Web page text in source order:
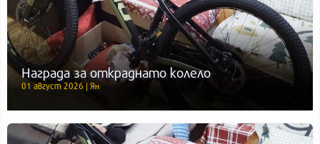
Награда за откраднато колело
01 август 2026 | Ян